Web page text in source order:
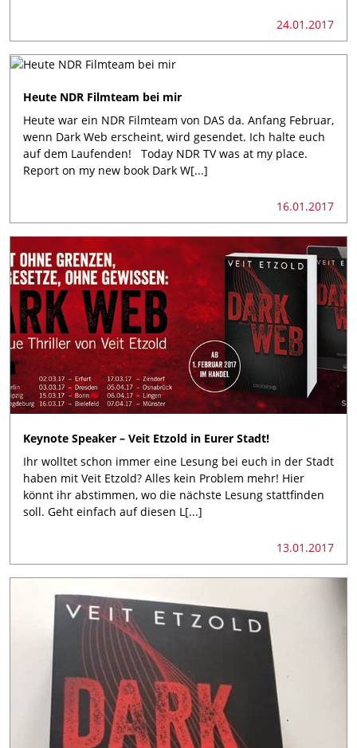
24.01.2017
Heute NDR Filmteam bei mir
Heute war ein NDR Filmteam von DAS da. Anfang Februar,
wenn Dark Web erscheint, wird gesendet. Ich halte euch
auf dem Laufenden! Today NDR TV was at my place.
Report on my new book Dark W[...]
16.01.2017
Keynote Speaker – Veit Etzold in Eurer Stadt!
Ihr wolltet schon immer eine Lesung bei euch in der Stadt
haben mit Veit Etzold? Alles kein Problem mehr! Hier
könnt ihr abstimmen, wo die nächste Lesung stattfinden
soll. Geht einfach auf diesen L[...]
13.01.2017